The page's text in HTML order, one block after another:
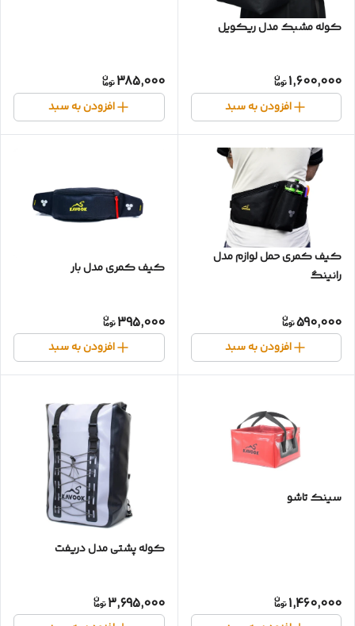
کوله مشبک مدل ریکویل
1,600,000
افزودن به سبد
385,000
افزودن به سبد
کیف کمری حمل لوازم مدل
رانینگ
590,000
افزودن به سبد
کیف کمری مدل بار
395,000
افزودن به سبد
سینک تاشو
1,460,000
کوله پشتی مدل دریفت
3,695,000